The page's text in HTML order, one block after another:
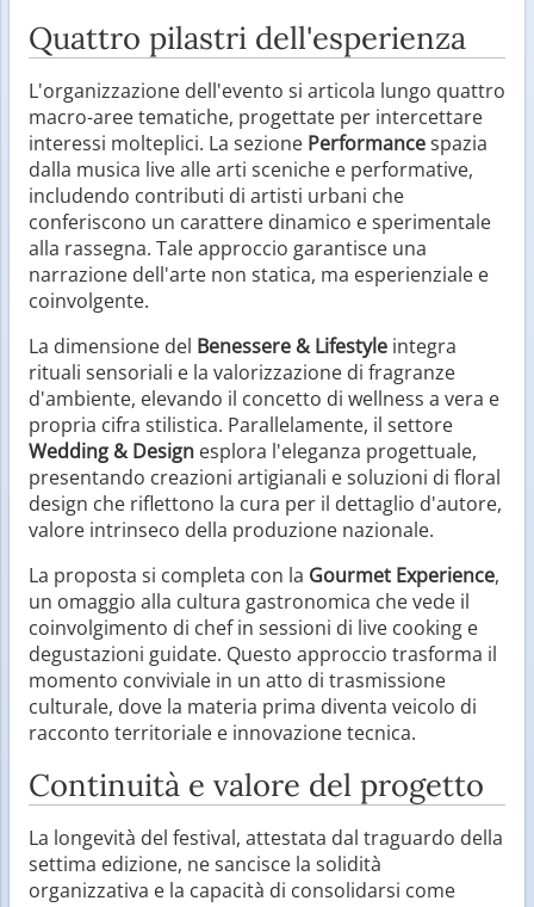
Quattro pilastri dell'esperienza
L'organizzazione dell'evento si articola lungo quattro
macro-aree tematiche, progettate per intercettare
interessi molteplici. La sezione Performancespazia
dalla musica live alle arti sceniche e performative,
includendo contributi di artisti urbani che
conferiscono un carattere dinamico e sperimentale
alla rassegna. Tale approccio garantisce una
narrazione dell'arte non statica, ma esperienziale e
coinvolgente.
La dimensione del Benessere & Lifestyle integra
rituali sensoriali e la valorizzazione di fragranze
d'ambiente, elevando il concetto di wellness a vera e
propria cifra stilistica. Parallelamente, il settore
Wedding & Design esplora l'eleganza progettuale,
presentando creazioni artigianali e soluzioni di floral
design che riflettono la cura per il dettaglio d'autore,
valore intrinseco della produzione nazionale.
La proposta si completa con la Gourmet Experience,
un omaggio alla cultura gastronomica che vede il
coinvolgimento di chef in sessioni di live cooking e
degustazioni guidate. Questo approccio trasforma il
momento conviviale in un atto di trasmissione
culturale, dove la materia prima diventa veicolo di
racconto territoriale e innovazione tecnica.
Continuità e valore del progetto
La longevità del festival, attestata dal traguardo della
settima edizione, ne sancisce la solidità
organizzativa e la capacità di consolidarsi come